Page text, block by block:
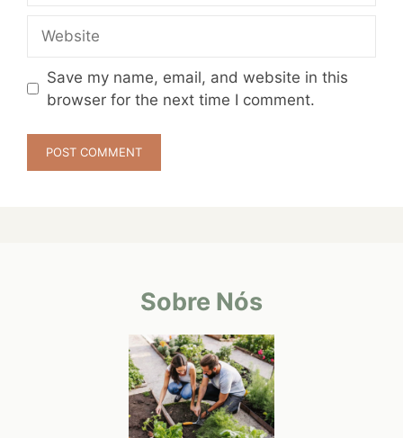
Save my name, email, and website in this
browser for the next time I comment.
Sobre Nós